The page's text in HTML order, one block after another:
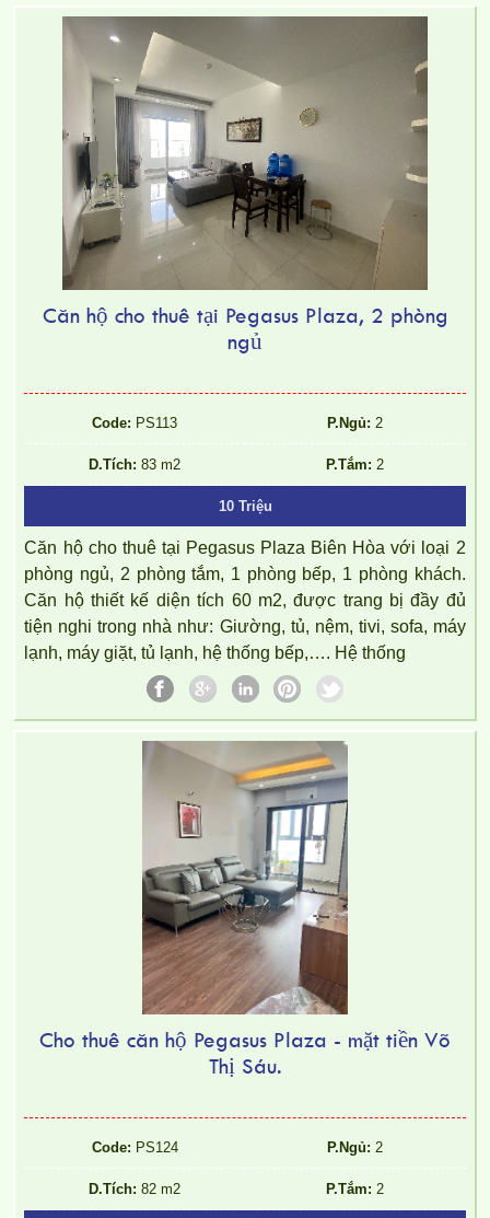
Căn hộ cho thuê tại Pegasus Plaza, 2 phòng
ngủ
Code: PS113 P.Ngủ: 2
D.Tích: 83 m2 P.Tắm: 2
10 Triệu
Căn hộ cho thuê tại Pegasus Plaza Biên Hòa với loại 2
phòng ngủ, 2 phòng tắm, 1 phòng bếp, 1 phòng khách.
Căn hộ thiết kế diện tích 60 m2, được trang bị đầy đủ
tiện nghi trong nhà như: Giường, tủ, nệm, tivi, sofa, máy
lạnh, máy giặt, tủ lạnh, hệ thống bếp,…. Hệ thống
Cho thuê căn hộ Pegasus Plaza - mặt tiền Võ
Thị Sáu.
Code: PS124 P.Ngủ: 2
D.Tích: 82 m2 P.Tắm: 2
CHO THUÊ CĂN HỘ TOPAZ TWINS – 2 PHÒNG NGỦ –
FULL NỘI THẤT